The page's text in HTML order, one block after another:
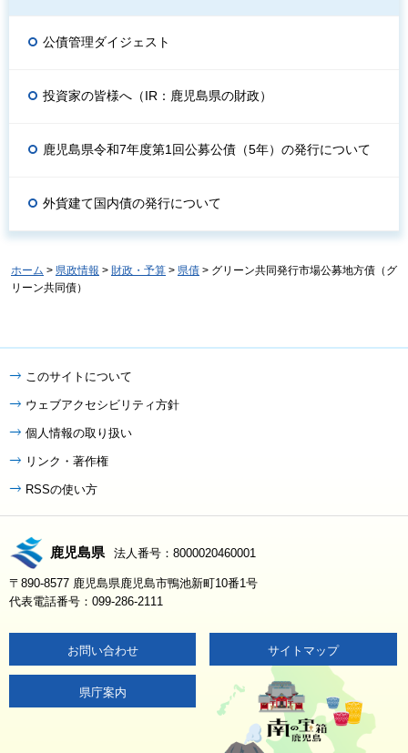
公債管理ダイジェスト
投資家の皆様へ（IR：鹿児島県の財政）
鹿児島県令和7年度第1回公募公債（5年）の発行について
外貨建て国内債の発行について
ホーム > 県政情報 > 財政・予算 > 県債 > グリーン共同発行市場公募地方債（グ
リーン共同債）
このサイトについて
ウェブアクセシビリティ方針
個人情報の取り扱い
リンク・著作権
RSSの使い方
鹿児島県 法人番号：8000020460001
〒890-8577 鹿児島県鹿児島市鴨池新町10番1号
代表電話番号：099-286-2111
お問い合わせ サイトマップ
県庁案内